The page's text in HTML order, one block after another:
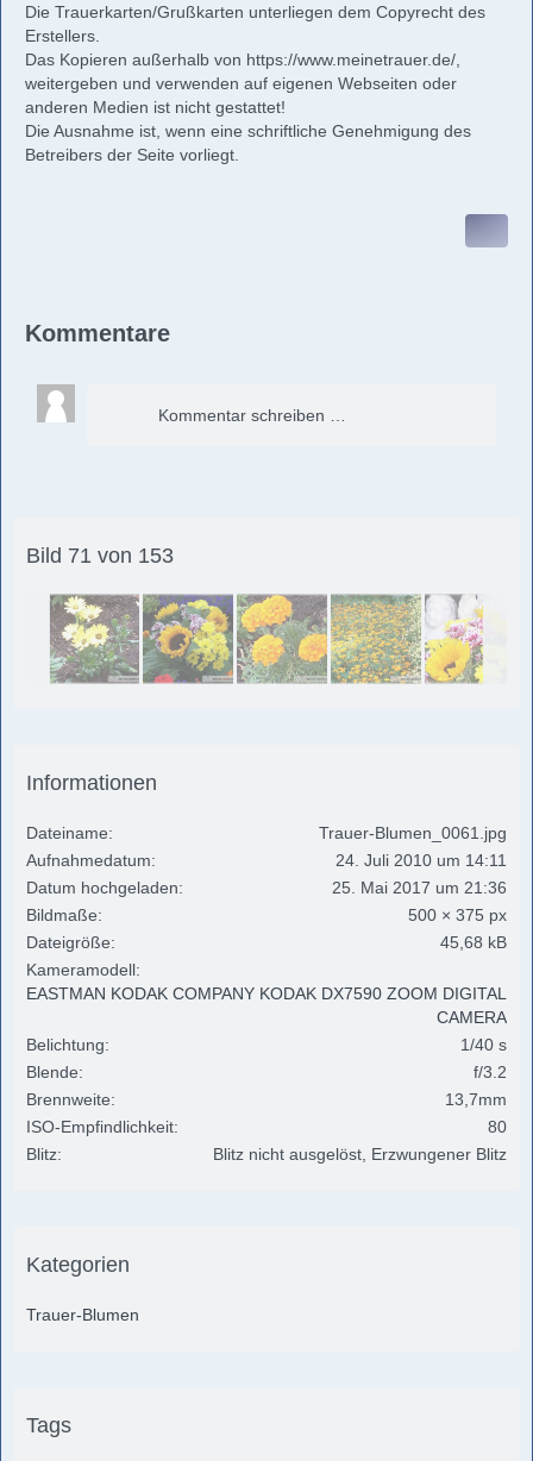
Die Trauerkarten/Grußkarten unterliegen dem Copyrecht des
Erstellers.
Das Kopieren außerhalb von https://www.meinetrauer.de/
weitergeben und verwenden auf eigenen Webseiten oder
anderen Medien ist nicht gestattet!
Die Ausnahme ist, wenn eine schriftliche Genehmigung des
Betreibers der Seite vorliegt.
Kommentare
Kommentar schreiben …
Bild 71 von 153
Informationen
Dateiname
Trauer-Blumen_0061.jpg
Aufnahmedatum
24. Juli 2010 um 14:11
Datum hochgeladen
25. Mai 2017 um 21:36
Bildmaße
500 × 375 px
Dateigröße
45,68 kB
Kameramodell
EASTMAN KODAK COMPANY KODAK DX7590 ZOOM DIGITAL
CAMERA
Belichtung
1/40 s
Blende
f/3.2
Brennweite
13,7mm
ISO-Empfindlichkeit
80
Blitz
Blitz nicht ausgelöst, Erzwungener Blitz
Kategorien
Trauer-Blumen
Tags